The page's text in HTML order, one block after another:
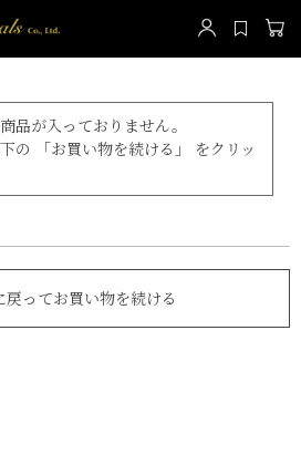
品が入っておりません。
の 「お買い物を続ける」 をクリッ
戻ってお買い物を続ける